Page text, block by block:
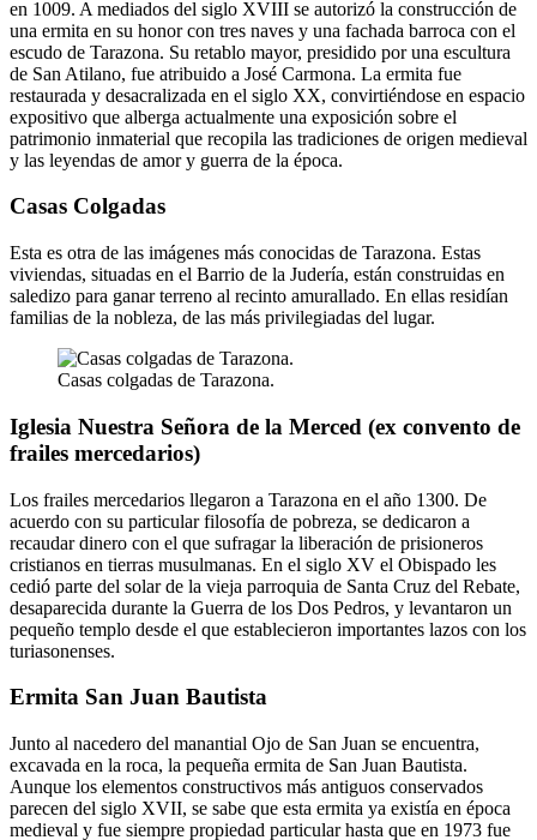
en 1009. A mediados del siglo XVIII se autorizó la construcción de
una ermita en su honor con tres naves y una fachada barroca con el
escudo de Tarazona. Su retablo mayor, presidido por una escultura
de San Atilano, fue atribuido a José Carmona. La ermita fue
restaurada y desacralizada en el siglo XX, convirtiéndose en espacio
expositivo que alberga actualmente una exposición sobre el
patrimonio inmaterial que recopila las tradiciones de origen medieval
y las leyendas de amor y guerra de la época.
Casas Colgadas
Esta es otra de las imágenes más conocidas de Tarazona. Estas
viviendas, situadas en el Barrio de la Judería, están construidas en
saledizo para ganar terreno al recinto amurallado. En ellas residían
familias de la nobleza, de las más privilegiadas del lugar.
Casas colgadas de Tarazona.
Iglesia Nuestra Señora de la Merced (ex convento de
frailes mercedarios)
Los frailes mercedarios llegaron a Tarazona en el año 1300. De
acuerdo con su particular filosofía de pobreza, se dedicaron a
recaudar dinero con el que sufragar la liberación de prisioneros
cristianos en tierras musulmanas. En el siglo XV el Obispado les
cedió parte del solar de la vieja parroquia de Santa Cruz del Rebate,
desaparecida durante la Guerra de los Dos Pedros, y levantaron un
pequeño templo desde el que establecieron importantes lazos con los
turiasonenses.
Ermita San Juan Bautista
Junto al nacedero del manantial Ojo de San Juan se encuentra,
excavada en la roca, la pequeña ermita de San Juan Bautista.
Aunque los elementos constructivos más antiguos conservados
parecen del siglo XVII, se sabe que esta ermita ya existía en época
medieval y fue siempre propiedad particular hasta que en 1973 fue